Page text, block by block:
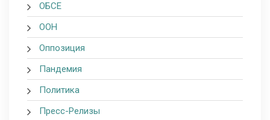
ОБСЕ
ООН
Оппозиция
Пандемия
Политика
Пресс-Релизы